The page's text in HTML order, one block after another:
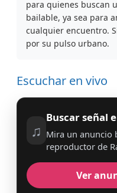
para quienes buscan
bailable, ya sea para
cualquier encuentro.
por su pulso urbano.
Escuchar en vivo
♫
Buscar señal
Mira un anuncio
reproductor de
Ver